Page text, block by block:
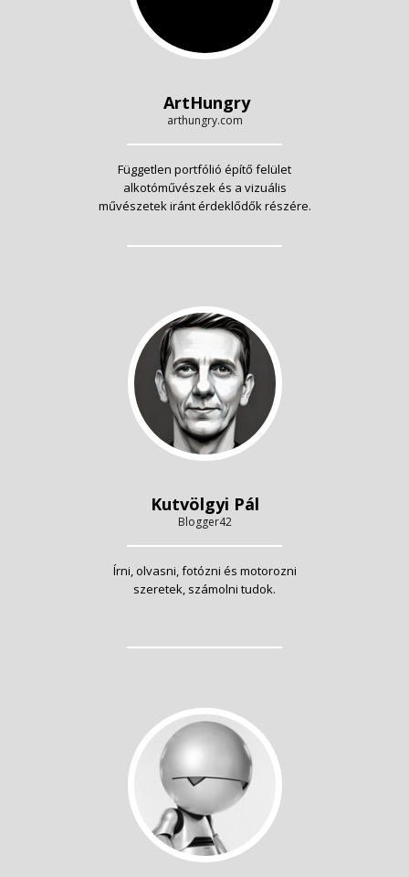
ArtHungry
arthungry.com
Független portfólió építő felület
alkotóművészek és a vizuális
művészetek iránt érdeklődők részére.
Kutvölgyi Pál
Blogger42
Írni, olvasni, fotózni és motorozni
szeretek, számolni tudok.